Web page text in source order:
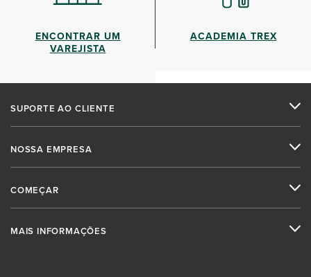
ENCONTRAR UM
VAREJISTA
ACADEMIA TREX
SUPORTE AO CLIENTE
NOSSA EMPRESA
COMEÇAR
MAIS INFORMAÇÕES